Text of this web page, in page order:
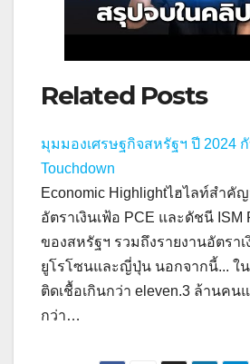
Related Posts
มุมมองเศรษฐกิจสหรัฐฯ ปี 2024
Touchdown
Economic Highlightไฮไลท์สำคั
อัตราเงินเฟ้อ PCE และดัชนี ISM
ของสหรัฐฯ รวมถึงรายงานอัตราเ
ยูโรโซนและญี่ปุ่น นอกจากนี้... ใ
ติดเชื้อเกินกว่า eleven.3 ล้านคน
กว่า…